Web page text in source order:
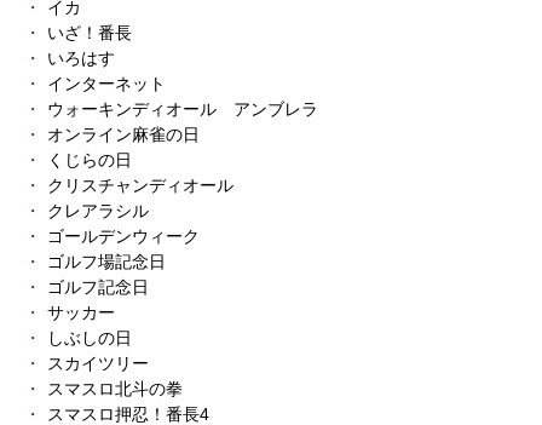
イカ
いざ！番長
いろはす
インターネット
ウォーキンディオール アンブレラ
オンライン麻雀の日
くじらの日
クリスチャンディオール
クレアラシル
ゴールデンウィーク
ゴルフ場記念日
ゴルフ記念日
サッカー
しぶしの日
スカイツリー
スマスロ北斗の拳
スマスロ押忍！番長4